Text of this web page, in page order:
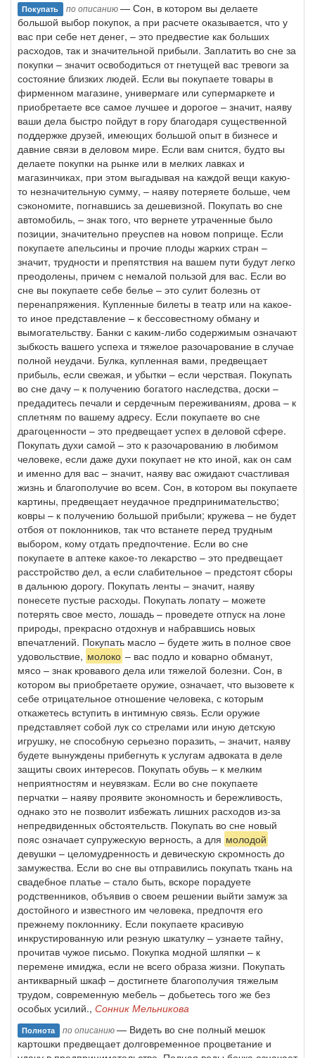
Покупать по описанию— Сон, в котором вы делаете
большой выбор покупок, а при расчете оказывается, что у
вас при себе нет денег, – это предвестие как больших
расходов, так и значительной прибыли. Заплатить во сне за
покупки – значит освободиться от гнетущей вас тревоги за
состояние близких людей. Если вы покупаете товары в
фирменном магазине, универмаге или супермаркете и
приобретаете все самое лучшее и дорогое – значит, наяву
ваши дела быстро пойдут в гору благодаря существенной
поддержке друзей, имеющих большой опыт в бизнесе и
давние связи в деловом мире. Если вам снится, будто вы
делаете покупки на рынке или в мелких лавках и
магазинчиках, при этом выгадывая на каждой вещи какую-
то незначительную сумму, – наяву потеряете больше, чем
сэкономите, погнавшись за дешевизной. Покупать во сне
автомобиль, – знак того, что вернете утраченные было
позиции, значительно преуспев на новом поприще. Если
покупаете апельсины и прочие плоды жарких стран –
значит, трудности и препятствия на вашем пути будут легко
преодолены, причем с немалой пользой для вас. Если во
сне вы покупаете себе белье – это сулит болезнь от
перенапряжения. Купленные билеты в театр или на какое-
то иное представление – к бессовестному обману и
вымогательству. Банки с каким-либо содержимым означают
зыбкость вашего успеха и тяжелое разочарование в случае
полной неудачи. Булка, купленная вами, предвещает
прибыль, если свежая, и убытки – если черствая. Покупать
во сне дачу – к получению богатого наследства, доски –
предадитесь печали и сердечным переживаниям, дрова – к
сплетням по вашему адресу. Если покупаете во сне
драгоценности – это предвещает успех в деловой сфере.
Покупать духи самой – это к разочарованию в любимом
человеке, если даже духи покупает не кто иной, как он сам
и именно для вас – значит, наяву вас ожидают счастливая
жизнь и благополучие во всем. Сон, в котором вы покупаете
картины, предвещает неудачное предпринимательство;
ковры – к получению большой прибыли; кружева – не будет
отбоя от поклонников, так что встанете перед трудным
выбором, кому отдать предпочтение. Если во сне
покупаете в аптеке какое-то лекарство – это предвещает
расстройство дел, а если слабительное – предстоят сборы
в дальнюю дорогу. Покупать ленты – значит, наяву
понесете пустые расходы. Покупать лопату – можете
потерять свое место, лошадь – проведете отпуск на лоне
природы, прекрасно отдохнув и набравшись новых
впечатлений. Покупать масло – будете жить в полное свое
удовольствие, молоко – вас подло и коварно обманут,
мясо – знак кровавого дела или тяжелой болезни. Сон, в
котором вы приобретаете оружие, означает, что вызовете к
себе отрицательное отношение человека, с которым
откажетесь вступить в интимную связь. Если оружие
представляет собой лук со стрелами или иную детскую
игрушку, не способную серьезно поразить, – значит, наяву
будете вынуждены прибегнуть к услугам адвоката в деле
защиты своих интересов. Покупать обувь – к мелким
неприятностям и неувязкам. Если во сне покупаете
перчатки – наяву проявите экономность и бережливость,
однако это не позволит избежать лишних расходов из-за
непредвиденных обстоятельств. Покупать во сне новый
пояс означает супружескую верность, а для молодой
девушки – целомудренность и девическую скромность до
замужества. Если во сне вы отправились покупать ткань на
свадебное платье – стало быть, вскоре порадуете
родственников, объявив о своем решении выйти замуж за
достойного и известного им человека, предпочтя его
прежнему поклоннику. Если покупаете красивую
инкрустированную или резную шкатулку – узнаете тайну,
прочитав чужое письмо. Покупка модной шляпки – к
перемене имиджа, если не всего образа жизни. Покупать
антикварный шкаф – достигнете благополучия тяжелым
трудом, современную мебель – добьетесь того же без
особых усилий., Сонник Мельникова
Полнота по описанию— Видеть во сне полный мешок
картошки предвещает долговременное процветание и